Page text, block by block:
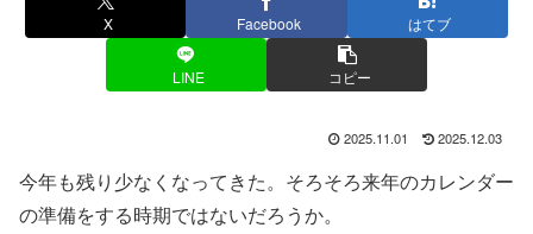
X Facebook はてブ
LINE コピー
2025.11.01 2025.12.03
今年も残り少なくなってきた。そろそろ来年のカレンダー
の準備をする時期ではないだろうか。